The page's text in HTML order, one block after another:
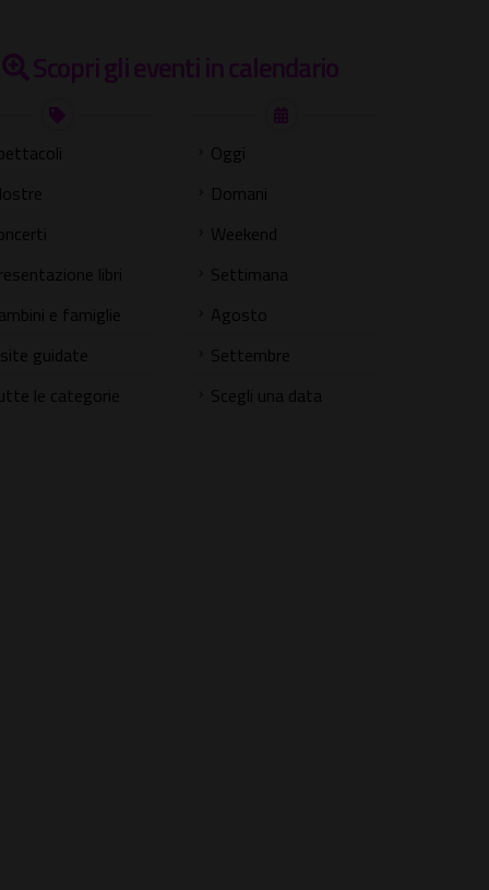
Scopri gli eventi in calendario
libri
e famiglie
guidate
le categorie
Oggi
Domani
Weekend
Settimana
Agosto
Settembre
Scegli una data